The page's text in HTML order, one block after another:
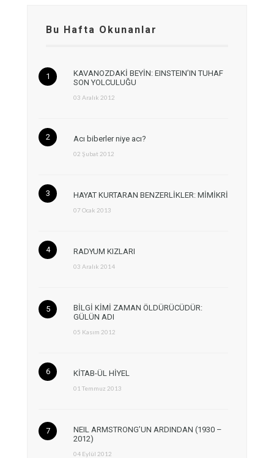
Bu Hafta Okunanlar
KAVANOZDAKİ BEYİN: EINSTEIN’IN TUHAF
SON YOLCULUĞU
03 Aralık 2012
Acı biberler niye acı?
02 Şubat 2012
HAYAT KURTARAN BENZERLİKLER: MİMİKRİ
07 Ocak 2013
RADYUM KIZLARI
03 Aralık 2014
BİLGİ KİMİ ZAMAN ÖLDÜRÜCÜDÜR:
GÜLÜN ADI
05 Kasım 2012
KİTAB-ÜL HİYEL
01 Temmuz 2013
NEIL ARMSTRONG’UN ARDINDAN (1930 –
2012)
04 Eylül 2012